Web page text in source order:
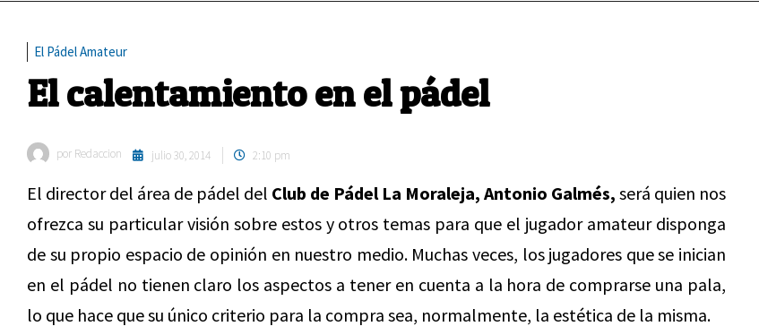
El Pádel Amateur
El calentamiento en el pádel
por Redaccion julio 30, 2014 2:10 pm
El director del área de pádel del Club de Pádel La Moraleja, Antonio Galmés, será quien nos
ofrezca su particular visión sobre estos y otros temas para que el jugador amateur disponga
de su propio espacio de opinión en nuestro medio. Muchas veces, los jugadores que se inician
en el pádel no tienen claro los aspectos a tener en cuenta a la hora de comprarse una pala,
lo que hace que su único criterio para la compra sea, normalmente, la estética de la misma.